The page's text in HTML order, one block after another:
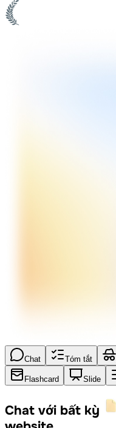
Chat Tóm tắt
Flashcard Slide
Chat với bất kỳ